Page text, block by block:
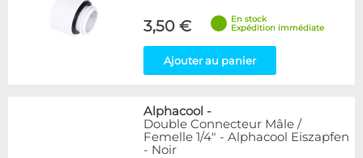
3,50 €
En stock
Expédition immédiate
Ajouter au panier
Alphacool -
Double Connecteur Mâle /
Femelle 1/4" - Alphacool Eiszapfen
- Noir